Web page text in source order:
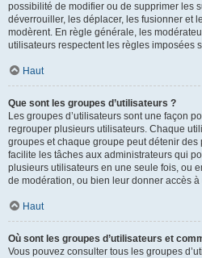
possibilité de modifier ou de supprimer les
déverrouiller, les déplacer, les fusionner et
modèrent. En règle générale, les
utilisateurs respectent les règles imposées
Haut
Que sont les groupes d’utilisateurs ?
Les groupes d’utilisateurs sont une façon
regrouper plusieurs utilisateurs. Chaque
groupes et chaque groupe peut détenir
facilite les tâches aux administrateurs qui
plusieurs utilisateurs en une seule fois, ou
de modération, ou bien leur donner accès à
Haut
Où sont les groupes d’utilisateurs et
Vous pouvez consulter tous les groupes